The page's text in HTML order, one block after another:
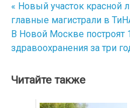
Навигация
по
записям
« Новый участок красной
главные магистрали в
В Новой Москве построят
здравоохранения за три
Читайте также